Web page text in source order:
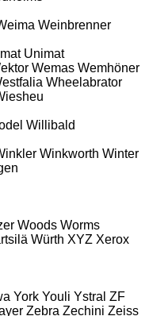
Weinbrenner
Unimat
Wemas Wemhöner
Wheelabrator
Willibald
Winkworth Winter
Woods Worms
Würth XYZ Xerox
York Youli Ystral ZF
Zebra Zechini Zeiss